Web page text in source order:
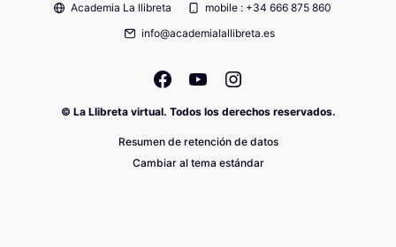
Academia La llibreta
mobile : +34 666 875 860
info@academialallibreta.es
© La Llibreta virtual. Todos los derechos reservados.
Resumen de retención de datos
Cambiar al tema estándar